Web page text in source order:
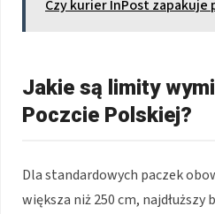
Czy kurier InPost zapakuje
Jakie są limity
Poczcie Polskiej?
Dla standardowych paczek
większa niż 250 cm,